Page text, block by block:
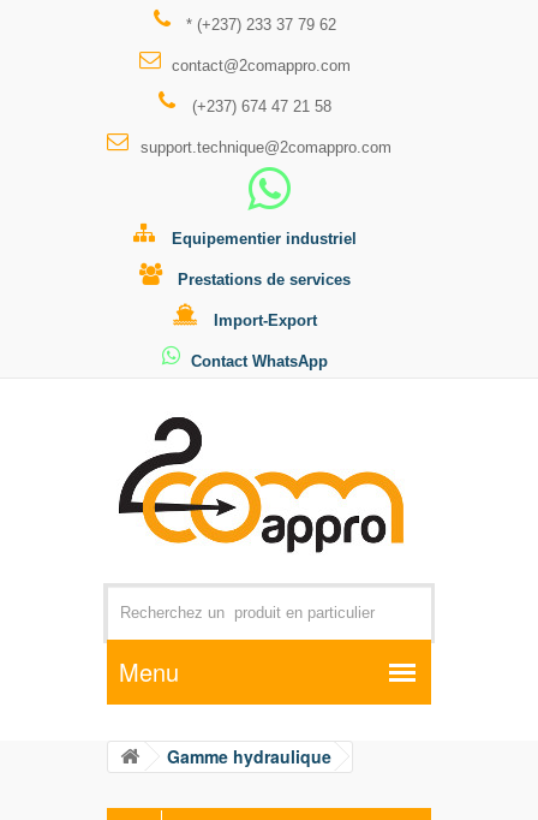
* (+237) 233 37 79 62
contact@2comappro.com
(+237) 674 47 21 58
support.technique@2comappro.com
Equipementier industriel
Prestations de services
Import-Export
Contact WhatsApp
Par exemple +distributeur +CD01
Gamme hydraulique